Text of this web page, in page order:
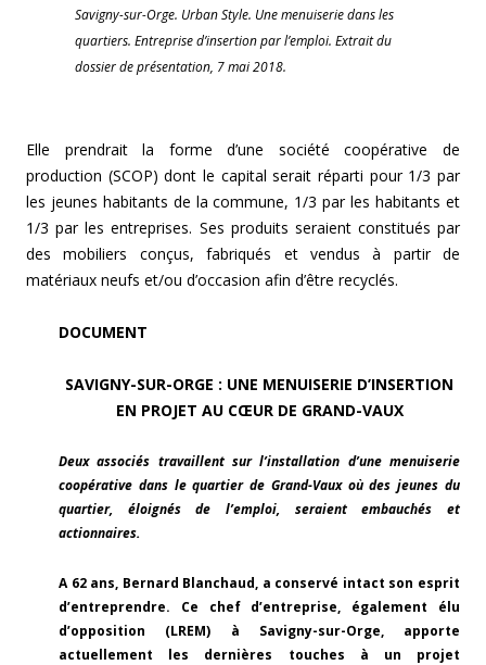
Savigny-sur-Orge. Urban Style. Une menuiserie dans les
quartiers. Entreprise d’insertion par l’emploi. Extrait du
dossier de présentation, 7 mai 2018.
Elle prendrait la forme d’une société coopérative de
production (SCOP) dont le capital serait réparti pour 1/3 par
les jeunes habitants de la commune, 1/3 par les habitants et
1/3 par les entreprises. Ses produits seraient constitués par
des mobiliers conçus, fabriqués et vendus à partir de
matériaux neufs et/ou d’occasion afin d’être recyclés.
DOCUMENT
SAVIGNY-SUR-ORGE : UNE MENUISERIE D’INSERTION
EN PROJET AU CŒUR DE GRAND-VAUX
Deux associés travaillent sur l’installation d’une menuiserie
coopérative dans le quartier de Grand-Vaux où des jeunes du
quartier, éloignés de l’emploi, seraient embauchés et
actionnaires.
A 62 ans, Bernard Blanchaud, a conservé intact son esprit
d’entreprendre. Ce chef d’entreprise, également élu
d’opposition (LREM) à Savigny-sur-Orge, apporte
actuellement les dernières touches à un projet